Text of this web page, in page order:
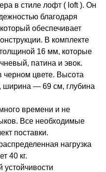
в стиле лофт ( loft ). Он
благодаря
обеспечивает
В комплекте
16 мм, которые
патина и эвок.
черном цвете. Высота
ширина — 69 см, глубина
времени и не
Все необходимые
поставки.
нагрузка
40 кг.
устойчивости